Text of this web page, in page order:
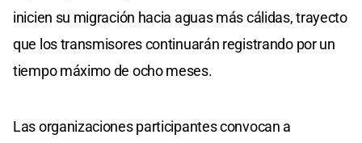
inicien su migración hacia aguas más cálidas, trayecto
que los transmisores continuarán registrando por un
tiempo máximo de ocho meses.
Las organizaciones participantes convocan a